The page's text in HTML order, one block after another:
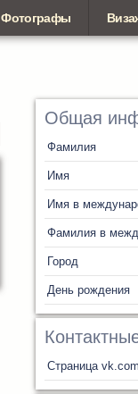
Фотографы
Общая
Фамилия
Имя
Имя в
Фамилия в
Город
День рождения
Страница vk.com